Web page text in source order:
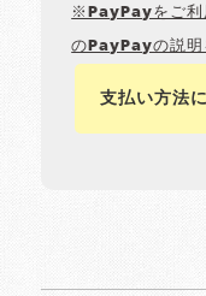
※PayPayをご利
のPayPayの説明
支払い方法